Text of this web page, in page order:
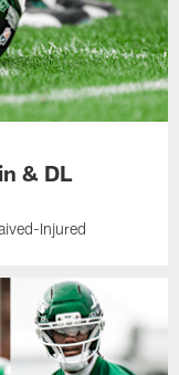
& DL
Injured